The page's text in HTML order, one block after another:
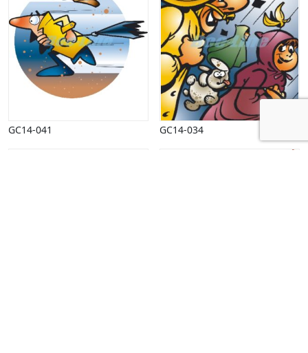
GC14-041 GC14-034